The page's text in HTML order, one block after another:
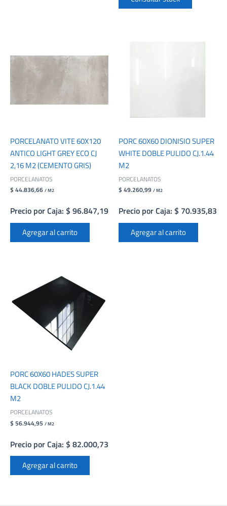
PORCELANATO VITE 60X120
ANTICO LIGHT GREY ECO CJ
2,16 M2 (CEMENTO GRIS)
PORCELANATOS
$ 44.836,66 / M2
Precio por Caja: $ 96.847,19
Agregar al carrito
PORC 60X60 DIONISIO SUPER
WHITE DOBLE PULIDO CJ.1.44
M2
PORCELANATOS
$ 49.260,99 / M2
Precio por Caja: $ 70.935,83
Agregar al carrito
PORC 60X60 HADES SUPER
BLACK DOBLE PULIDO CJ.1.44
M2
PORCELANATOS
$ 56.944,95 / M2
Precio por Caja: $ 82.000,73
Agregar al carrito